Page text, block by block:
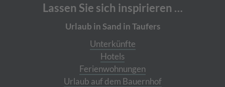
Lassen Sie sich inspirieren …
Urlaub in Sand in Taufers
Unterkünfte
Hotels
Ferienwohnungen
Urlaub auf dem Bauernhof